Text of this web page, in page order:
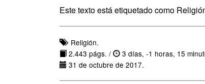
Este texto está etiquetado como
Religión.
2.443 págs. /
3 días, -1 horas, 15
31 de octubre de 2017.